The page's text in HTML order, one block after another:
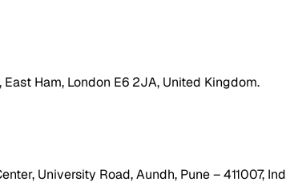
Ham, London E6 2JA, United Kingdom.
University Road, Aundh, Pune – 411007,